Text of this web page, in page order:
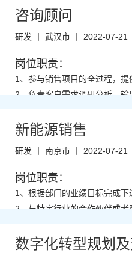
经验；
4、具有较强的沟通能力，组织
5、具有很强的事业心。
招聘人数：
若干
作；
4、深度挖掘用户需求，可独立
分析、设计、开发和测试进行
6、不定期收集市场销售信息、
踪竞争对手，吸取行业发展优
任职要求：
1、有相关行业经验者优先；
招聘人数：
咨询顾问
研发 丨 武汉市 丨 2022-07-21
岗位职责：
1、参与销售项目的全过程，提
方案，并对项目技术方案可行
2、负责客户需求调研分析，输
分析结果和市场需求，实施技
4、在项目生命周期内，全生命
销售团队市场拓展活动支持，
标，负责规划咨询项目实施等；
6、负责推进与合作渠道的技术
术合作关系；协助相关销售企
动的顺利完成；
7、协助产品开发相关岗位进行
经理完成产品和系统的更新迭
匹配。
任职要求：
行业 or工业自动化系统、工业
3、具有较强的沟通能力，组织
新能源销售
研发 丨 南京市 丨 2022-07-21
岗位职责：
1、根据部门的业绩目标完成下
2、与特定行业的合作伙伴或者
复制的销售订单获取渠道；
4、负责订单全流程闭环跟进及
数字化转型规划